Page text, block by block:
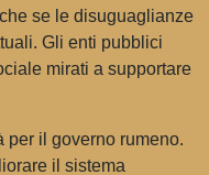
se le disuguaglianze
Gli enti pubblici
mirati a supportare
per il governo rumeno.
il sistema